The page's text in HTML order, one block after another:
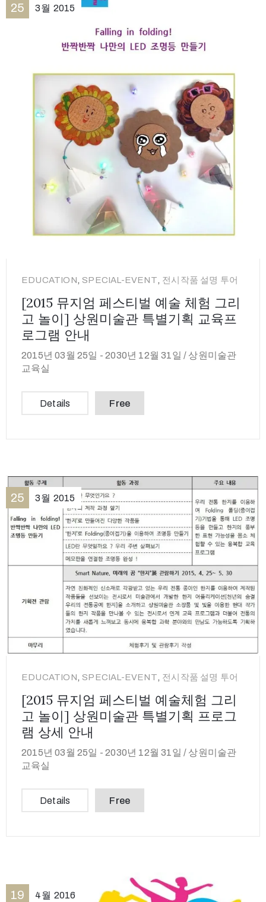
25 3월 2015
EDUCATION,SPECIAL-EVENT, 전시작품 설명 투어
[2015 뮤지엄 페스티벌 예술 체험 그리
고 놀이] 상원미술관 특별기획 교육프
로그램 안내
2015년 03월 25일 - 2030년 12월 31일 / 상원미술관
교육실
Details Free
25 3월 2015
EDUCATION,SPECIAL-EVENT, 전시작품 설명 투어
[2015 뮤지엄 페스티벌 예술체험 그리
고 놀이] 상원미술관 특별기획 프로그
램 상세 안내
2015년 03월 25일 - 2030년 12월 31일 / 상원미술관
교육실
Details Free
19 4월 2016